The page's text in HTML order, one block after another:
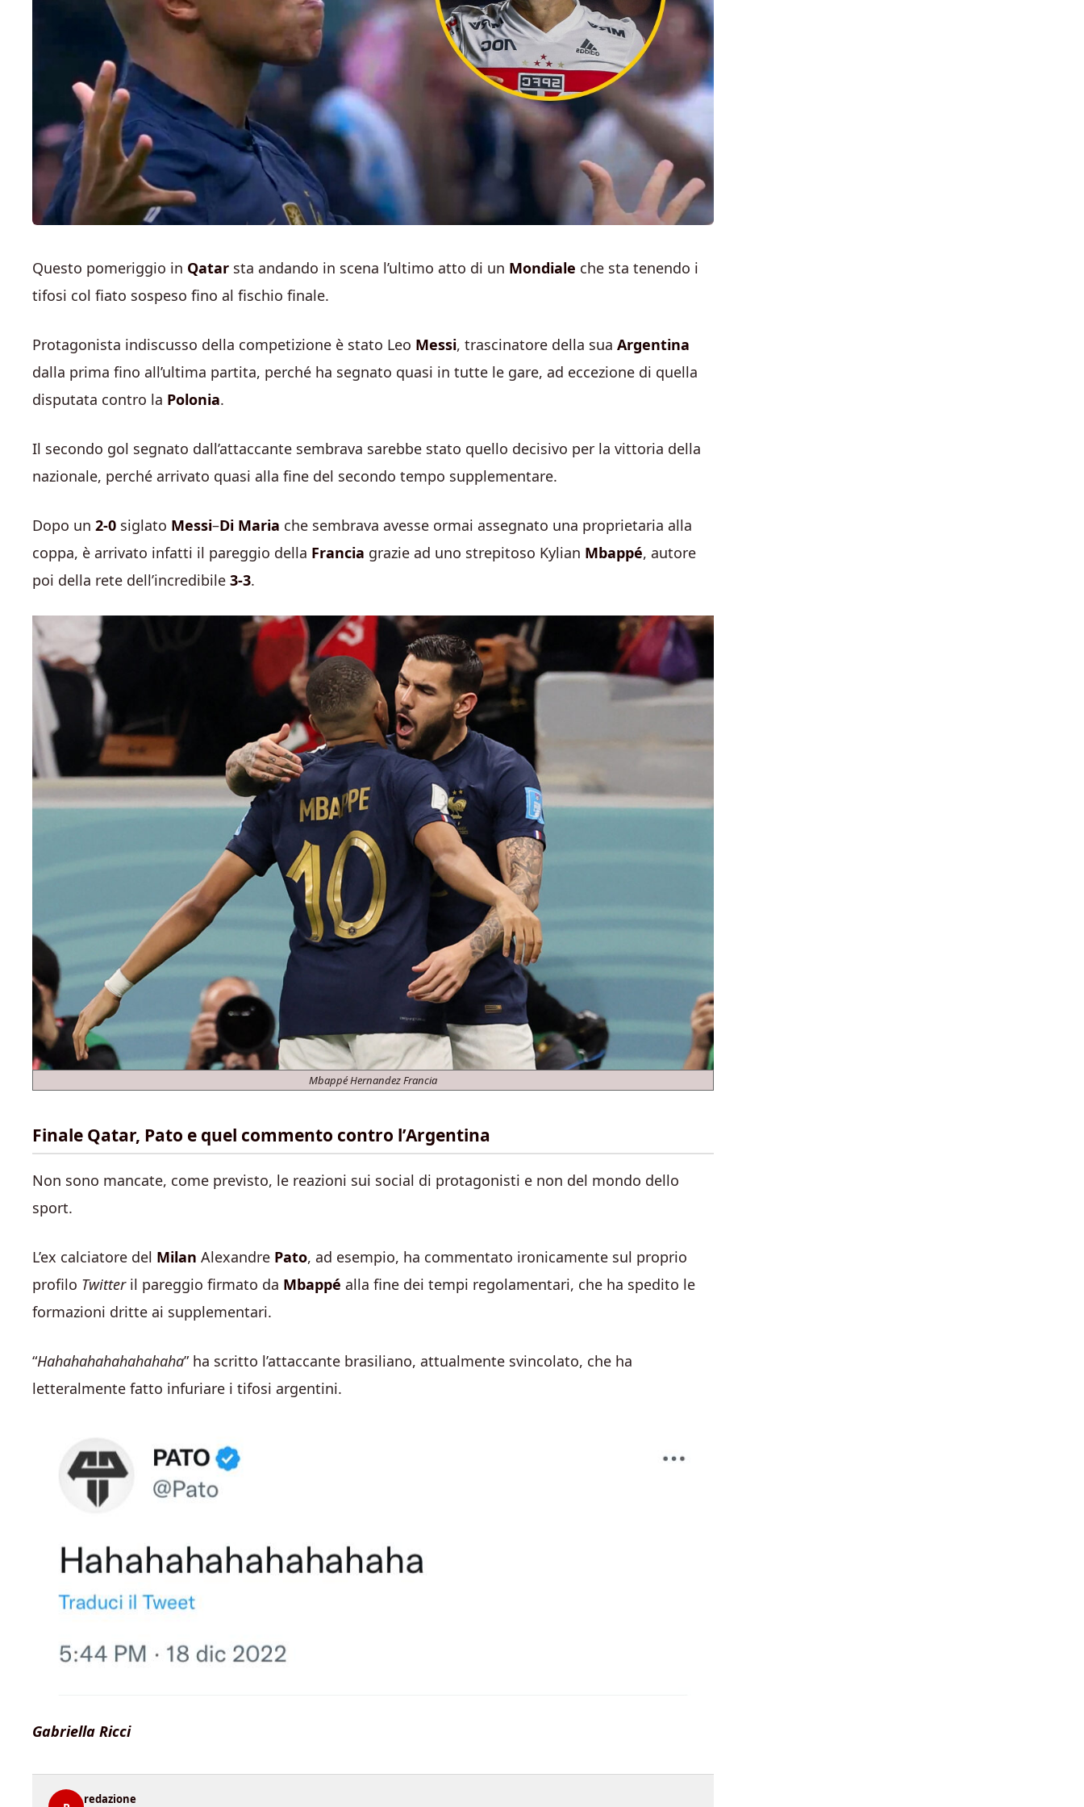
Questo pomeriggio in Qatar sta andando in scena l’ultimo atto di un Mondiale che sta tenendo i
tifosi col fiato sospeso fino al fischio finale.
Protagonista indiscusso della competizione è stato Leo Messi, trascinatore della sua Argentina
dalla prima fino all’ultima partita, perché ha segnato quasi in tutte le gare, ad eccezione di quella
disputata contro la Polonia.
Il secondo gol segnato dall’attaccante sembrava sarebbe stato quello decisivo per la vittoria della
nazionale, perché arrivato quasi alla fine del secondo tempo supplementare.
Dopo un 2-0 siglato Messi–Di Maria che sembrava avesse ormai assegnato una proprietaria alla
coppa, è arrivato infatti il pareggio della Francia grazie ad uno strepitoso Kylian Mbappé, autore
poi della rete dell’incredibile 3-3.
Mbappé Hernandez Francia
Finale Qatar, Pato e quel commento contro l’Argentina
Non sono mancate, come previsto, le reazioni sui social di protagonisti e non del mondo dello
sport.
L’ex calciatore del Milan Alexandre Pato, ad esempio, ha commentato ironicamente sul proprio
profilo Twitter il pareggio firmato da Mbappé alla fine dei tempi regolamentari, che ha spedito le
formazioni dritte ai supplementari.
“Hahahahahahahahaha” ha scritto l’attaccante brasiliano, attualmente svincolato, che ha
letteralmente fatto infuriare i tifosi argentini.
Gabriella Ricci
redazione